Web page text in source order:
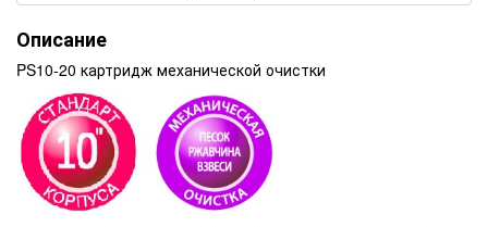
Описание
PS10-20 картридж механической очистки